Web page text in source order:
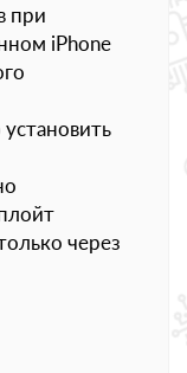
при
iPhone
через